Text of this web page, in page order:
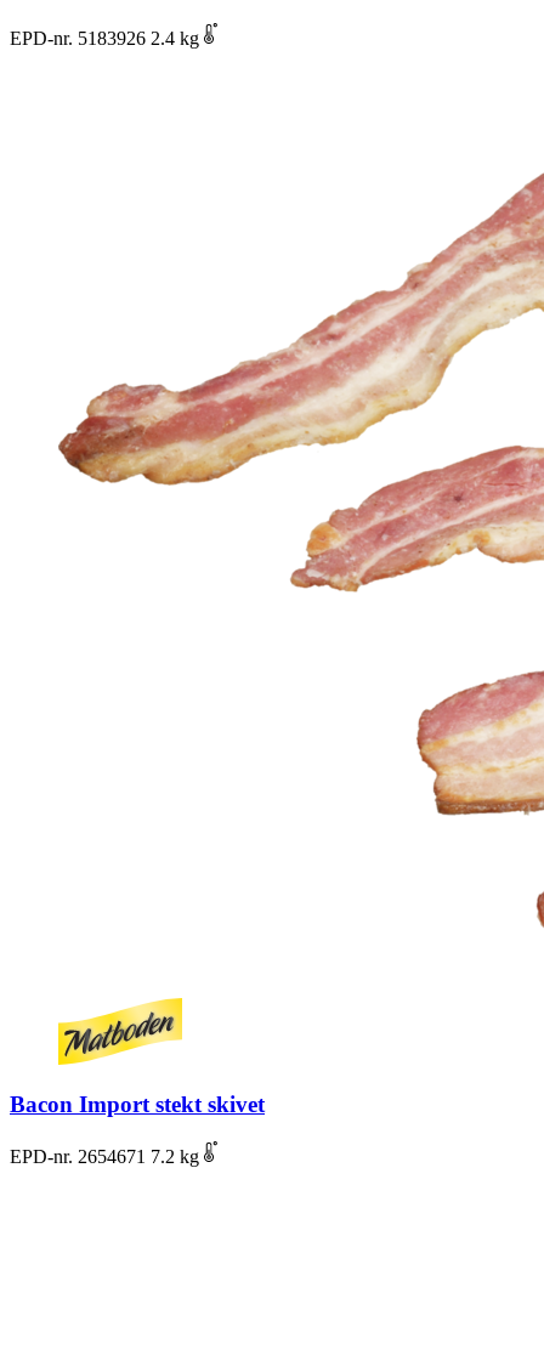
EPD-nr. 5183926 2.4 kg
Bacon Import stekt skivet
EPD-nr. 2654671 7.2 kg